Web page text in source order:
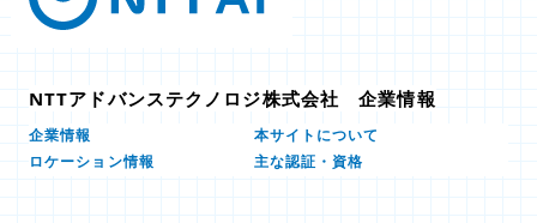
NTTアドバンステクノロジ株式会社 企業情報
企業情報
本サイトについて
ロケーション情報
主な認証・資格